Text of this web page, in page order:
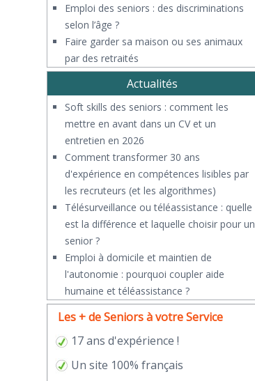
Emploi des seniors : des discriminations
selon l’âge ?
Faire garder sa maison ou ses animaux
par des retraités
Actualités
Soft skills des seniors : comment les
mettre en avant dans un CV et un
entretien en 2026
Comment transformer 30 ans
d'expérience en compétences lisibles par
les recruteurs (et les algorithmes)
Télésurveillance ou téléassistance : quelle
est la différence et laquelle choisir pour un
senior ?
​Emploi à domicile et maintien de
l'autonomie : pourquoi coupler aide
humaine et téléassistance ?
Les + de Seniors à votre Service
17 ans d'expérience !
Un site 100% français